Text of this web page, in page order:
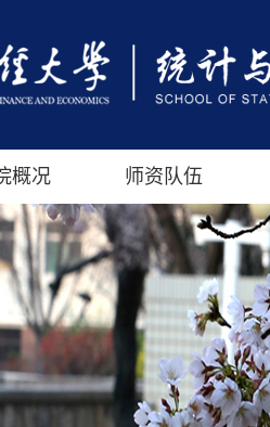
概况 师资队伍